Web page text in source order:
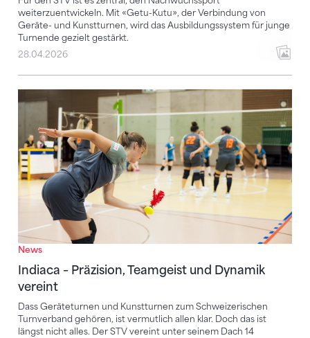
weiterzuentwickeln. Mit «Getu-Kutu», der Verbindung von
Geräte- und Kunstturnen, wird das Ausbildungssystem für junge
Turnende gezielt gestärkt.
28.04.2026
News
Indiaca – Präzision, Teamgeist und Dynamik
vereint
Dass Geräteturnen und Kunstturnen zum Schweizerischen
Turnverband gehören, ist vermutlich allen klar. Doch das ist
längst nicht alles. Der STV vereint unter seinem Dach 14
Indiaca – Präzision, Teamgeist und Dynamik vereint